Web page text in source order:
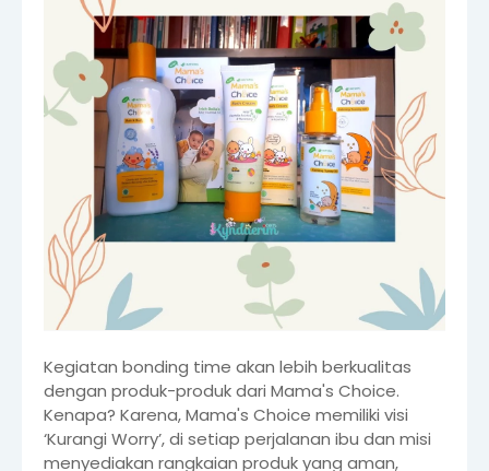
Kegiatan bonding time akan lebih berkualitas
dengan produk-produk dari Mama's Choice.
Kenapa? Karena, Mama's Choice memiliki visi
‘Kurangi Worry’, di setiap perjalanan ibu dan misi
menyediakan rangkaian produk yang aman,